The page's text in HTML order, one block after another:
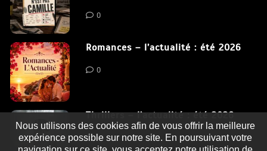
0
Romances – l’actualité : été 2026
0
Thrillers – l’actualité : été 2026
0
Nous utilisons des cookies afin de vous offrir la meilleure
expérience possible sur notre site. En poursuivant votre